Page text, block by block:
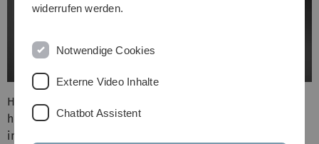
Hier finden Sie Mikrofone und Audiorecorder, die Ihnen
helfen Ihren Videos den richtigen Ton zu verleihen, einen
informativen Podcast aufzuzeichnen oder Interviews (z.B.
widerrufen werden.
Notwendige Cookies
Externe Video Inhalte
Chatbot Assistent